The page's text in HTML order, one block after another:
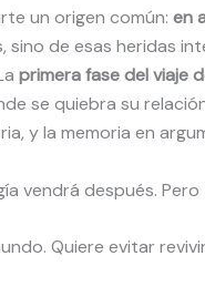
un origen común: en
de esas heridas
primera fase del viaje
se quiebra su
y la memoria en
vendrá después.
Quiere evitar